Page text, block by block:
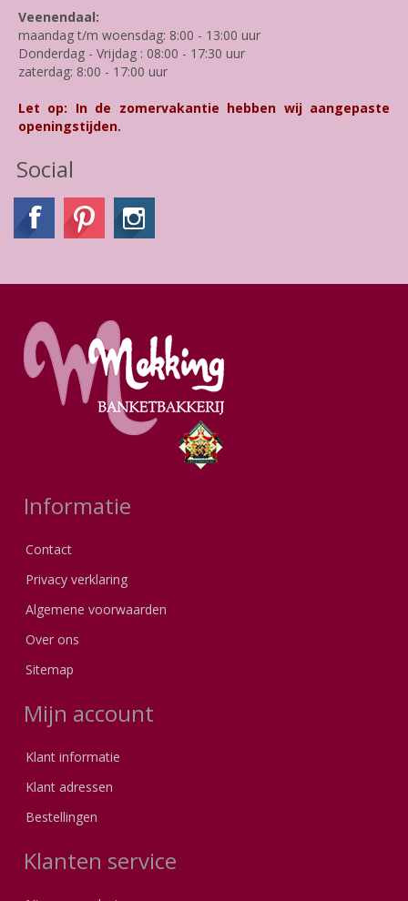
Veenendaal:
maandag t/m woensdag: 8:00 - 13:00 uur
Donderdag - Vrijdag : 08:00 - 17:30 uur
zaterdag: 8:00 - 17:00 uur
Let op: In de zomervakantie hebben wij aangepaste
openingstijden.
Social
Informatie
Contact
Privacy verklaring
Algemene voorwaarden
Over ons
Sitemap
Mijn account
Klant informatie
Klant adressen
Bestellingen
Klanten service